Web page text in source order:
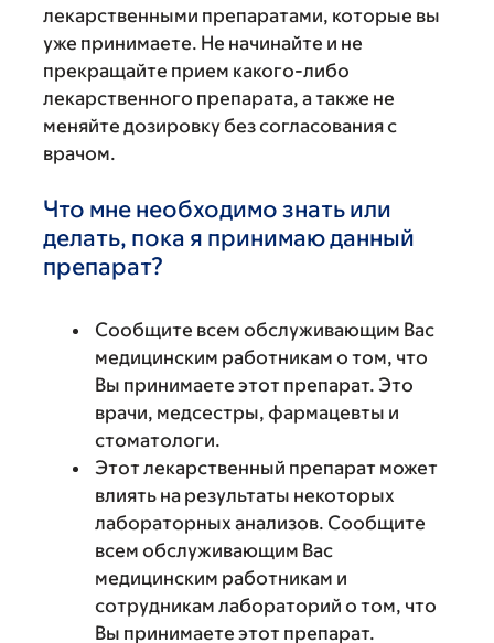
лекарственными препаратами, которые вы
уже принимаете. Не начинайте и не
прекращайте прием какого-либо
лекарственного препарата, а также не
меняйте дозировку без согласования с
врачом.
Что мне необходимо знать или
делать, пока я принимаю данный
препарат?
Сообщите всем обслуживающим Вас
медицинским работникам о том, что
Вы принимаете этот препарат. Это
врачи, медсестры, фармацевты и
стоматологи.
Этот лекарственный препарат может
влиять на результаты некоторых
лабораторных анализов. Сообщите
всем обслуживающим Вас
медицинским работникам и
сотрудникам лабораторий о том, что
Вы принимаете этот препарат.